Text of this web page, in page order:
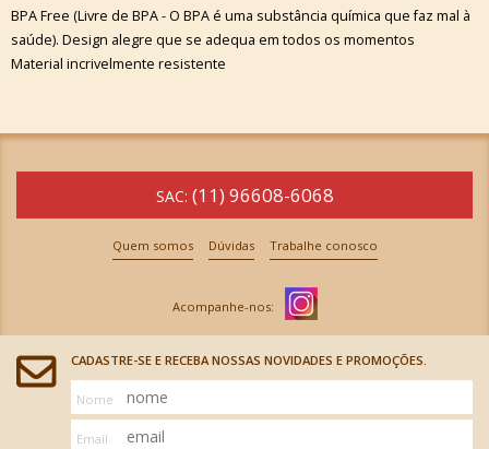
BPA Free (Livre de BPA - O BPA é uma substância química que faz mal à
saúde). Design alegre que se adequa em todos os momentos
Material incrivelmente resistente
SAC: (11) 96608-6068
Quem somos Dúvidas Trabalhe conosco
CADASTRE-SE E RECEBA NOSSAS NOVIDADES E PROMOÇÕES.
Nome
Email